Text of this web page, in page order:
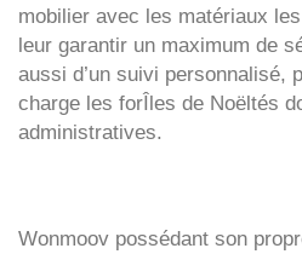
mobilier avec les matériaux
leur garantir un maximum de
aussi d’un suivi personnalisé,
charge les forÎles de Noëltés
administratives.
Wonmoov possédant son